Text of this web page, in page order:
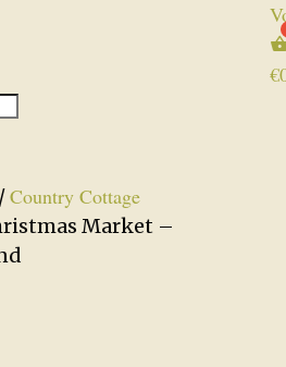
€
Country Cottage
Market –